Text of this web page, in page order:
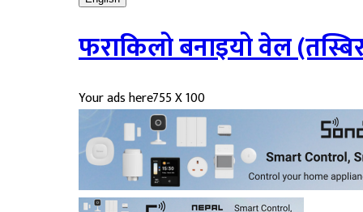
फराकिलो बनाइयो वेल
Your ads here755 X 100